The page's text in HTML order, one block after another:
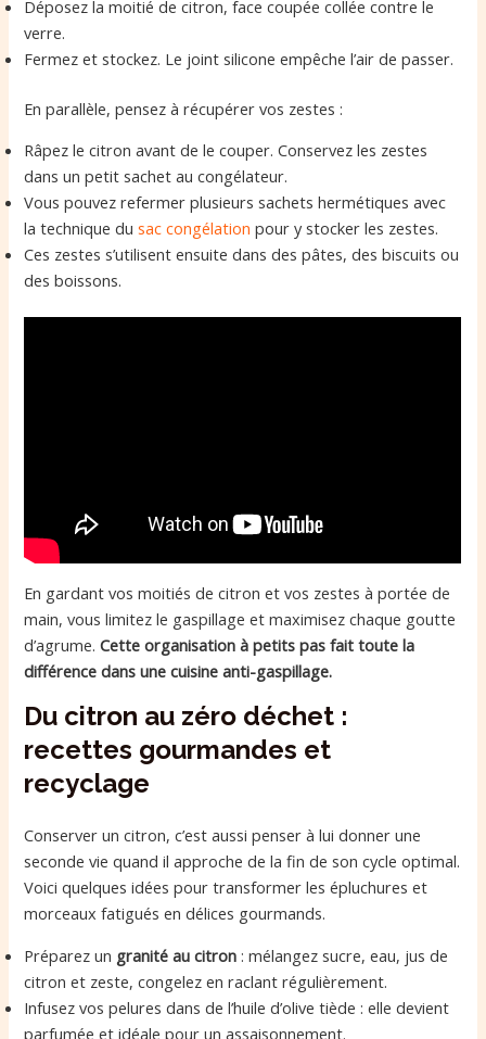
Déposez la moitié de citron, face coupée collée contre le
verre.
Fermez et stockez. Le joint silicone empêche l’air de passer.
En parallèle, pensez à récupérer vos zestes :
Râpez le citron avant de le couper. Conservez les zestes
dans un petit sachet au congélateur.
Vous pouvez refermer plusieurs sachets hermétiques avec
la technique dusac congélation pour y stocker les zestes.
Ces zestes s’utilisent ensuite dans des pâtes, des biscuits ou
des boissons.
En gardant vos moitiés de citron et vos zestes à portée de
main, vous limitez le gaspillage et maximisez chaque goutte
d’agrume.Cette organisation à petits pas fait toute la
différence dans une cuisine anti-gaspillage.
Du citron au zéro déchet :
recettes gourmandes et
recyclage
Conserver un citron, c’est aussi penser à lui donner une
seconde vie quand il approche de la fin de son cycle optimal.
Voici quelques idées pour transformer les épluchures et
morceaux fatigués en délices gourmands.
Préparez un granité au citron : mélangez sucre, eau, jus de
citron et zeste, congelez en raclant régulièrement.
Infusez vos pelures dans de l’huile d’olive tiède : elle devient
parfumée et idéale pour un assaisonnement.